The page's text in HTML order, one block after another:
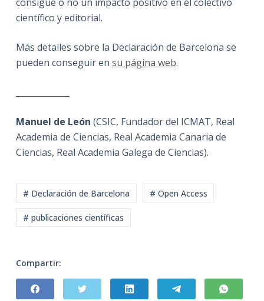
consigue o no un impacto positivo en el colectivo
científico y editorial.
Más detalles sobre la Declaración de Barcelona se
pueden conseguir en su página web.
Manuel de León (CSIC, Fundador del ICMAT, Real
Academia de Ciencias, Real Academia Canaria de
Ciencias, Real Academia Galega de Ciencias).
# Declaración de Barcelona # Open Access
# publicaciones científicas
Compartir: